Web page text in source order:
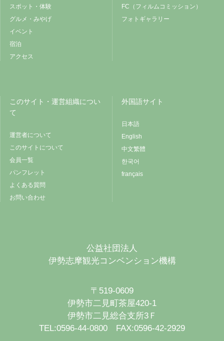
スポット・体験
グルメ・みやげ
イベント
宿泊
アクセス
FC（フィルムコミッション）
フォトギャラリー
このサイト・運営組織につい
て
運営者について
このサイトについて
会員一覧
パンフレット
よくある質問
お問い合わせ
外国語サイト
日本語
English
中文繁體
한국어
français
公益社団法人
伊勢志摩観光コンベンション機構
〒519-0609
伊勢市二見町茶屋420-1
伊勢市二見総合支所3Ｆ
TEL:0596-44-0800 FAX:0596-42-2929